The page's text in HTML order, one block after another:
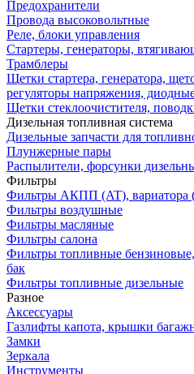
Предохранители
Провода высоковольтные
Реле, блоки управления
Стартеры, генераторы,
Трамблеры
Щетки стартера, генератора,
регуляторы напряжения,
Щетки стеклоочистителя,
Дизельная топливная система
Дизельные запчасти для
Плунжерные пары
Распылители, форсунки
Фильтры
Фильтры АКПП (AT),
Фильтры воздушные
Фильтры масляные
Фильтры салона
Фильтры топливные
бак
Фильтры топливные дизельные
Разное
Аксесcуары
Газлифты капота, крышки
Замки
Зеркала
Инструменты